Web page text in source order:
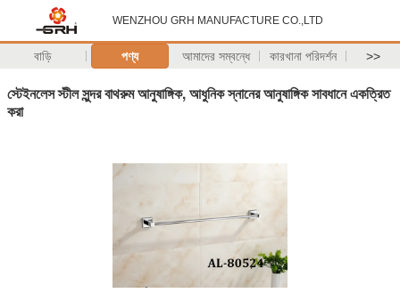
WENZHOU GRH MANUFACTURE CO.,LTD
বাড়ি পণ্য আমাদের সম্বন্ধে কারখানা পরিদর্শন >>
স্টেইনলেস স্টীল সুন্দর বাথরুম আনুষাঙ্গিক, আধুনিক স্নানের আনুষাঙ্গিক সাবধানে একত্রিত
করা